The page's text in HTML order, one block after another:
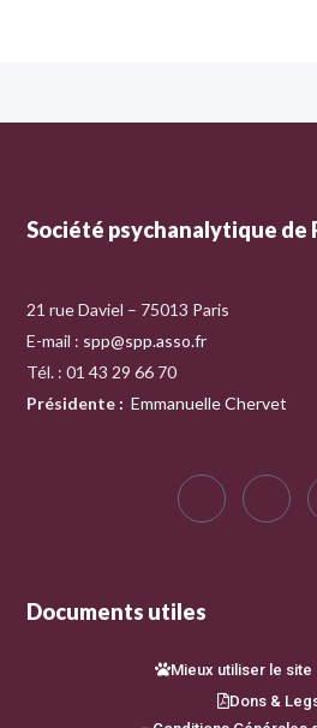
Société psychanalytique de
21 rue Daviel – 75013 Paris
E-mail : spp@spp.asso.fr
Tél. : 01 43 29 66 70
Présidente : Emmanuelle Chervet
Documents utiles
Mieux utiliser le site
Dons &